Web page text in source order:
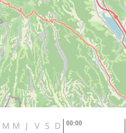
M M J V S D